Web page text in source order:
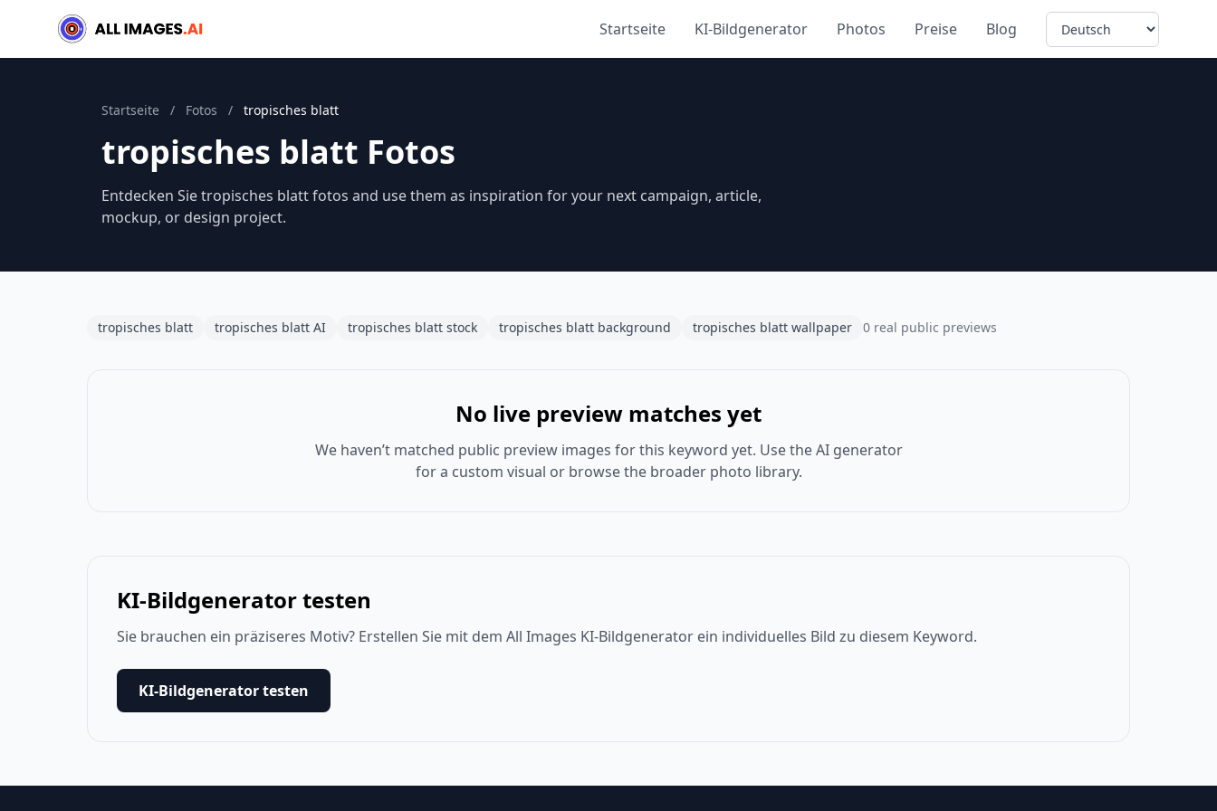
Startseite KI-Bildgenerator Photos Preise Blog Language
Startseite / Fotos / tropisches blatt
tropisches blatt Fotos
Entdecken Sie tropisches blatt fotos and use them as inspiration for your next campaign, article,
mockup, or design project.
tropisches blatt tropisches blatt AI tropisches blatt stock tropisches blatt background tropisches blatt wallpaper 0 real public previews
No live preview matches yet
We haven’t matched public preview images for this keyword yet. Use the AI generator
for a custom visual or browse the broader photo library.
KI-Bildgenerator testen
Sie brauchen ein präziseres Motiv? Erstellen Sie mit dem All Images KI-Bildgenerator ein individuelles Bild zu diesem Keyword.
KI-Bildgenerator testen